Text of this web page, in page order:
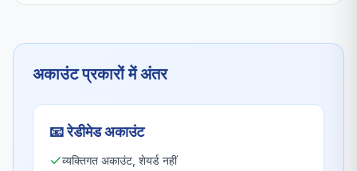
अकाउंट प्रकारों में अंतर
📧रेडीमेड अकाउंट
व्यक्तिगत अकाउंट, शेयर्ड नहीं